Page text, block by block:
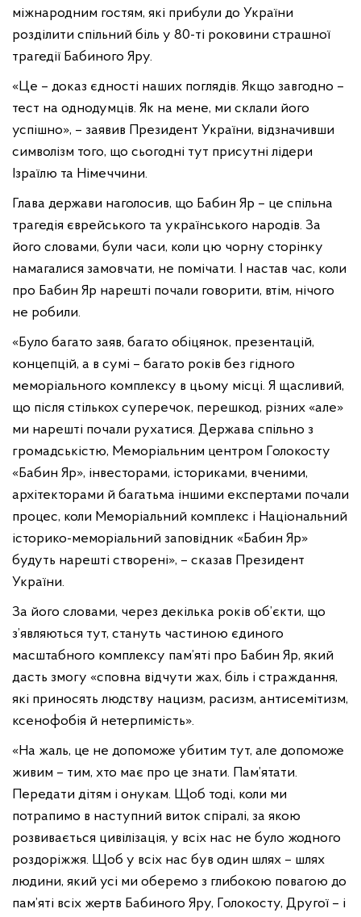
міжнародним гостям, які прибули до України
розділити спільний біль у 80-ті роковини страшної
трагедії Бабиного Яру.
«Це – доказ єдності наших поглядів. Якщо завгодно –
тест на однодумців. Як на мене, ми склали його
успішно», – заявив Президент України, відзначивши
символізм того, що сьогодні тут присутні лідери
Ізраїлю та Німеччини.
Глава держави наголосив, що Бабин Яр – це спільна
трагедія єврейського та українського народів. За
його словами, були часи, коли цю чорну сторінку
намагалися замовчати, не помічати. І настав час, коли
про Бабин Яр нарешті почали говорити, втім, нічого
не робили.
«Було багато заяв, багато обіцянок, презентацій,
концепцій, а в сумі – багато років без гідного
меморіального комплексу в цьому місці. Я щасливий,
що після стількох суперечок, перешкод, різних «але»
ми нарешті почали рухатися. Держава спільно з
громадськістю, Меморіальним центром Голокосту
«Бабин Яр», інвесторами, істориками, вченими,
архітекторами й багатьма іншими експертами почали
процес, коли Меморіальний комплекс і Національний
історико-меморіальний заповідник «Бабин Яр»
будуть нарешті створені», – сказав Президент
України.
За його словами, через декілька років об’єкти, що
з’являються тут, стануть частиною єдиного
масштабного комплексу пам’яті про Бабин Яр, який
дасть змогу «сповна відчути жах, біль і страждання,
які приносять людству нацизм, расизм, антисемітизм,
ксенофобія й нетерпимість».
«На жаль, це не допоможе убитим тут, але допоможе
живим – тим, хто має про це знати. Пам’ятати.
Передати дітям і онукам. Щоб тоді, коли ми
потрапимо в наступний виток спіралі, за якою
розвивається цивілізація, у всіх нас не було жодного
роздоріжжя. Щоб у всіх нас був один шлях – шлях
людини, який усі ми оберемо з глибокою повагою до
пам’яті всіх жертв Бабиного Яру, Голокосту, Другої – і